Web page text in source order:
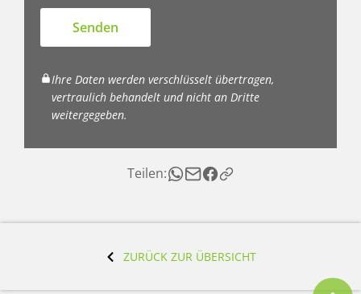
Senden
Ihre Daten werden verschlüsselt übertragen,
vertraulich behandelt und nicht an Dritte
weitergegeben.
Teilen:
ZURÜCK ZUR ÜBERSICHT